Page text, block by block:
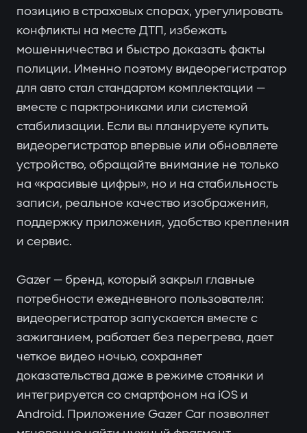
позицию в страховых спорах, урегулировать
конфликты на месте ДТП, избежать
мошенничества и быстро доказать факты
полиции. Именно поэтому видеорегистратор
для авто стал стандартом комплектации —
вместе с парктрониками или системой
стабилизации. Если вы планируете купить
видеорегистратор впервые или обновляете
устройство, обращайте внимание не только
на «красивые цифры», но и на стабильность
записи, реальное качество изображения,
поддержку приложения, удобство крепления
и сервис.
Gazer — бренд, который закрыл главные
потребности ежедневного пользователя:
видеорегистратор запускается вместе с
зажиганием, работает без перегрева, дает
четкое видео ночью, сохраняет
доказательства даже в режиме стоянки и
интегрируется со смартфоном на iOS и
Android. Приложение Gazer Car позволяет